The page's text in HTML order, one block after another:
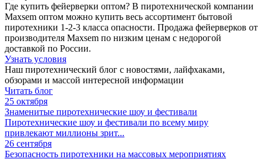
Где купить фейерверки оптом? В пиротехнической компании
Maxsem оптом можно купить весь ассортимент бытовой
пиротехники 1-2-3 класса опасности. Продажа фейерверков от
производителя Maxsem по низким ценам с недорогой
доставкой по России.
Узнать условия
Наш пиротехнический блог с новостями, лайфхаками,
обзорами и массой интересной информации
Читать блог
25 октября
Знаменитые пиротехнические шоу и фестивали
Пиротехнические шоу и фестивали по всему миру
привлекают миллионы зрит...
26 сентября
Безопасность пиротехники на массовых мероприятиях